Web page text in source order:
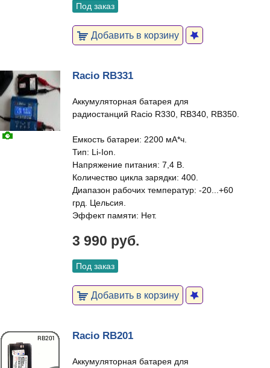
Под заказ
Добавить в корзину
Racio RB331
Аккумуляторная батарея для
радиостанций Racio R330, RB340, RB350.
Емкость батареи: 2200 мА*ч.
Тип: Li-Ion.
Напряжение питания: 7,4 В.
Количество цикла зарядки: 400.
Диапазон рабочих температур: -20...+60
грд. Цельсия.
Эффект памяти: Нет.
3 990 руб.
Под заказ
Добавить в корзину
Racio RB201
Аккумуляторная батарея для